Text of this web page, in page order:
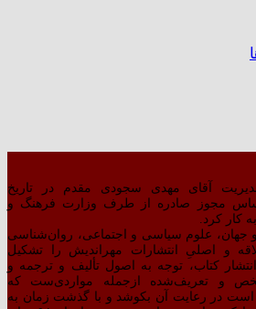
آقای مهدی سجودی مقدم در تاریخ
سال ۱۳۷۷ بر اساس مجوز صادره از طرف وزارت فرهنگ و
کار کرد.
و جهان، علوم سیاسی و اجتماعی، روان‌شناسی
و اصلیِ انتشارات مهراندیش را تشکیل
کتاب،‌ توجه به اصول تألیف و ترجمه و
و تعریف‌شده ازجمله مواردی‌ست که
است در رعایت آن بکوشد و با گذشت زمان به